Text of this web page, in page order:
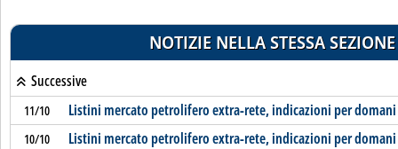
NOTIZIE NELLA STESSA SEZIONE
Successive
11/10 Listini mercato petrolifero extra-rete, indicazioni per domani
10/10 Listini mercato petrolifero extra-rete, indicazioni per domani